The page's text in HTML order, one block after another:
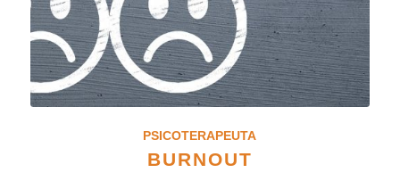
PSICOTERAPEUTA
BURNOUT